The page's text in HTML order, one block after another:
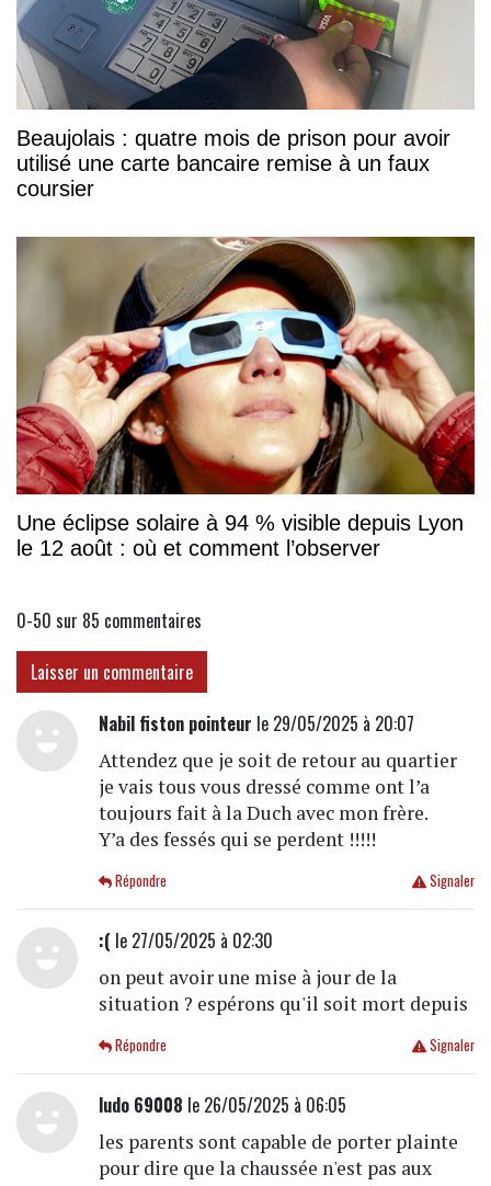
Beaujolais : quatre mois de prison pour avoir
utilisé une carte bancaire remise à un faux
coursier
Une éclipse solaire à 94 % visible depuis Lyon
le 12 août : où et comment l’observer
0-50 sur 85 commentaires
Laisser un commentaire
Nabil fiston pointeur le 29/05/2025 à 20:07
Attendez que je soit de retour au quartier
je vais tous vous dressé comme ont l’a
toujours fait à la Duch avec mon frère.
Y’a des fessés qui se perdent !!!!!
Signaler
Répondre
:( le 27/05/2025 à 02:30
on peut avoir une mise à jour de la
situation ? espérons qu'il soit mort depuis
Signaler
Répondre
ludo 69008 le 26/05/2025 à 06:05
les parents sont capable de porter plainte
pour dire que la chaussée n'est pas aux